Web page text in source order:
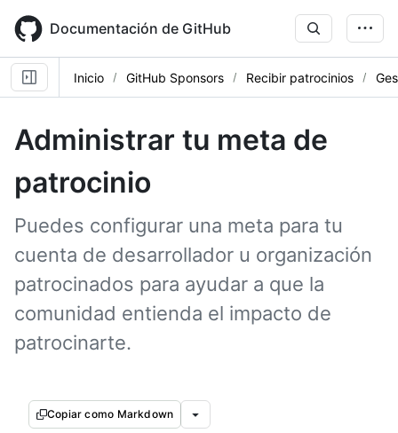
main
content
Documentación de GitHub
Inicio GitHub Sponsors Recibir patrocinios
Administrar tu meta de
patrocinio
Puedes configurar una meta para tu
cuenta de desarrollador u organización
patrocinados para ayudar a que la
comunidad entienda el impacto de
patrocinarte.
Copiar como Markdown